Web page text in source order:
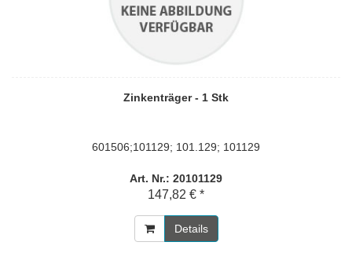
Zinkenträger - 1 Stk
601506;101129; 101.129; 101129
Art. Nr.: 20101129
147,82 € *
Details